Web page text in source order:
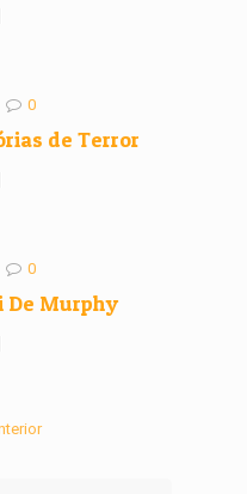
0
de Terror
0
De Murphy